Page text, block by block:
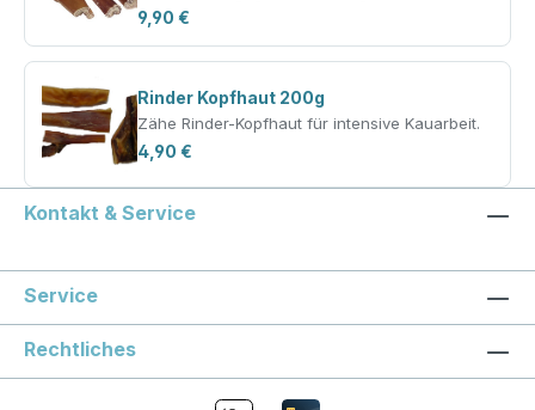
9,90 €
Rinder Kopfhaut 200g
Zähe Rinder-Kopfhaut für intensive Kauarbeit.
4,90 €
Kontakt & Service
Service
Rechtliches